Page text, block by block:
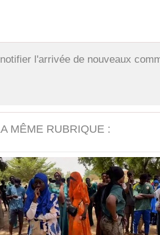
l'arrivée de nouveaux
MÊME RUBRIQUE :